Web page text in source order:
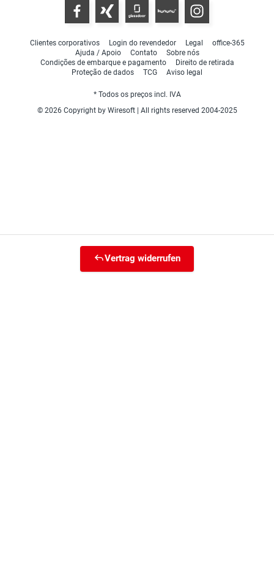
Clientes corporativos Login do revendedor Legal
office-365
Ajuda / Apoio
Contato
Sobre nós
Condições de embarque e pagamento
Direito de retirada
Proteção de dados
TCG Aviso legal
* Todos os preços incl. IVA
© 2026 Copyright by Wiresoft | All rights reserved 2004-2025
Vertrag widerrufen